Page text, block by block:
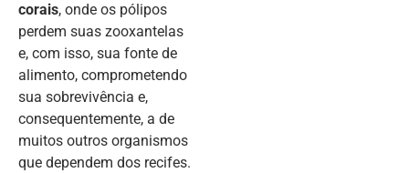
corais, onde os pólipos
perdem suas zooxantelas
e, com isso, sua fonte de
alimento, comprometendo
sua sobrevivência e,
consequentemente, a de
muitos outros organismos
que dependem dos recifes.